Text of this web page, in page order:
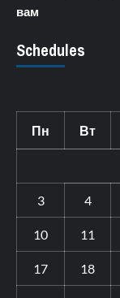
вам
Schedules
Пн Вт
3 4
10 11
17 18